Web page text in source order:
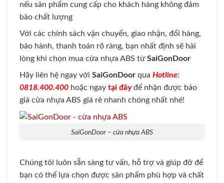
nếu sản phẩm cung cấp cho khách hàng không đảm
bảo chất lượng
Với các chính sách vận chuyển, giao nhận, đổi hàng,
bảo hành, thanh toán rõ ràng, bạn nhất định sẽ hài
lòng khi chọn mua cửa nhựa ABS từSaiGonDoor
Hãy liên hệ ngay với SaiGonDoor qua Hotline:
0818.400.400 hoặc ngay tại đâyđể nhận được báo
giá cửa nhựa ABS giá rẻ nhanh chóng nhất nhé!
SaiGonDoor – cửa nhựa ABS
Chúng tôi luôn sẵn sàng tư vấn, hỗ trợ và giúp đỡ để
bạn có thể lựa chọn được sản phẩm phù hợp và chất